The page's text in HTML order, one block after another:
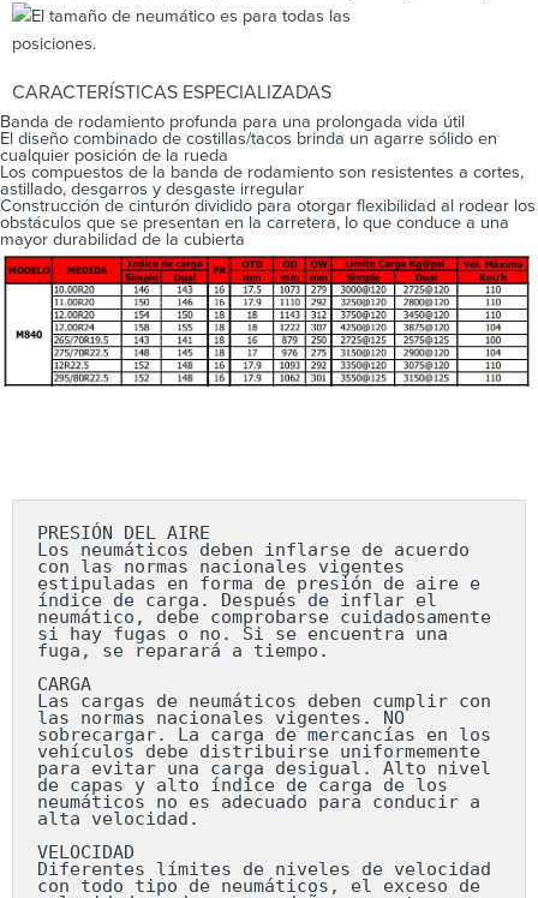
CARACTERÍSTICAS ESPECIALIZADAS
Banda de rodamiento profunda para una prolongada vida útil
El diseño combinado de costillas/tacos brinda un agarre sólido en
cualquier posición de la rueda
Los compuestos de la banda de rodamiento son resistentes a cortes,
astillado, desgarros y desgaste irregular
Construcción de cinturón dividido para otorgar flexibilidad al rodear los
obstáculos que se presentan en la carretera, lo que conduce a una
mayor durabilidad de la cubierta
PRESIÓN DEL AIRE
Los neumáticos deben inflarse de acuerdo
con las normas nacionales vigentes
estipuladas en forma de presión de aire e
índice de carga. Después de inflar el
neumático, debe comprobarse cuidadosamente
si hay fugas o no. Si se encuentra una
fuga, se reparará a tiempo.
CARGA
Las cargas de neumáticos deben cumplir con
las normas nacionales vigentes. NO
sobrecargar. La carga de mercancías en los
vehículos debe distribuirse uniformemente
para evitar una carga desigual. Alto nivel
de capas y alto índice de carga de los
neumáticos no es adecuado para conducir a
alta velocidad.
VELOCIDAD
Diferentes límites de niveles de velocidad
con todo tipo de neumáticos, el exceso de